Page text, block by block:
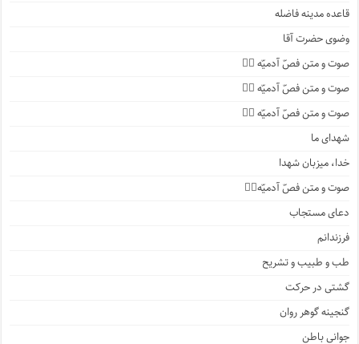
قاعده مدینه فاضله
وضوی حضرت آقا
صوت و متن فصّ آدمیّه ۴️⃣
صوت و متن فصّ آدمیّه ۳️⃣
صوت و متن فصّ آدمیّه ۲️⃣
شهدای ما
خدا، میزبان شهدا
صوت و متن فصّ آدمیّه۱️⃣
دعای مستجاب
فرزندانم
طب و طبیب و تشریح
گشتی در حرکت
گنجینه گوهر روان
جوانی باطن